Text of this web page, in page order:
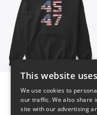
This website
We use cookies to
our traffic. We also share
site with our advertising